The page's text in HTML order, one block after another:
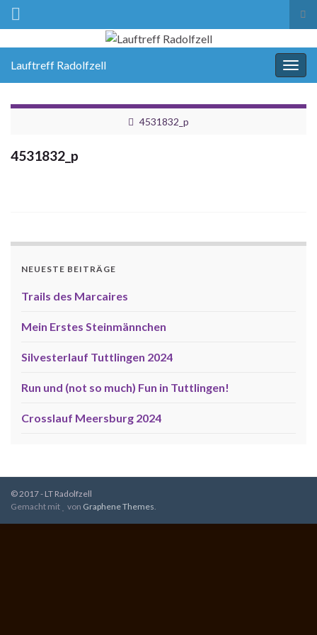
Lauftreff Radolfzell
4531832_p
4531832_p
NEUESTE BEITRÄGE
Trails des Marcaires
Mein Erstes Steinmännchen
Silvesterlauf Tuttlingen 2024
Run und (not so much) Fun in Tuttlingen!
Crosslauf Meersburg 2024
© 2017 - LT Radolfzell
Gemacht mit
von Graphene Themes